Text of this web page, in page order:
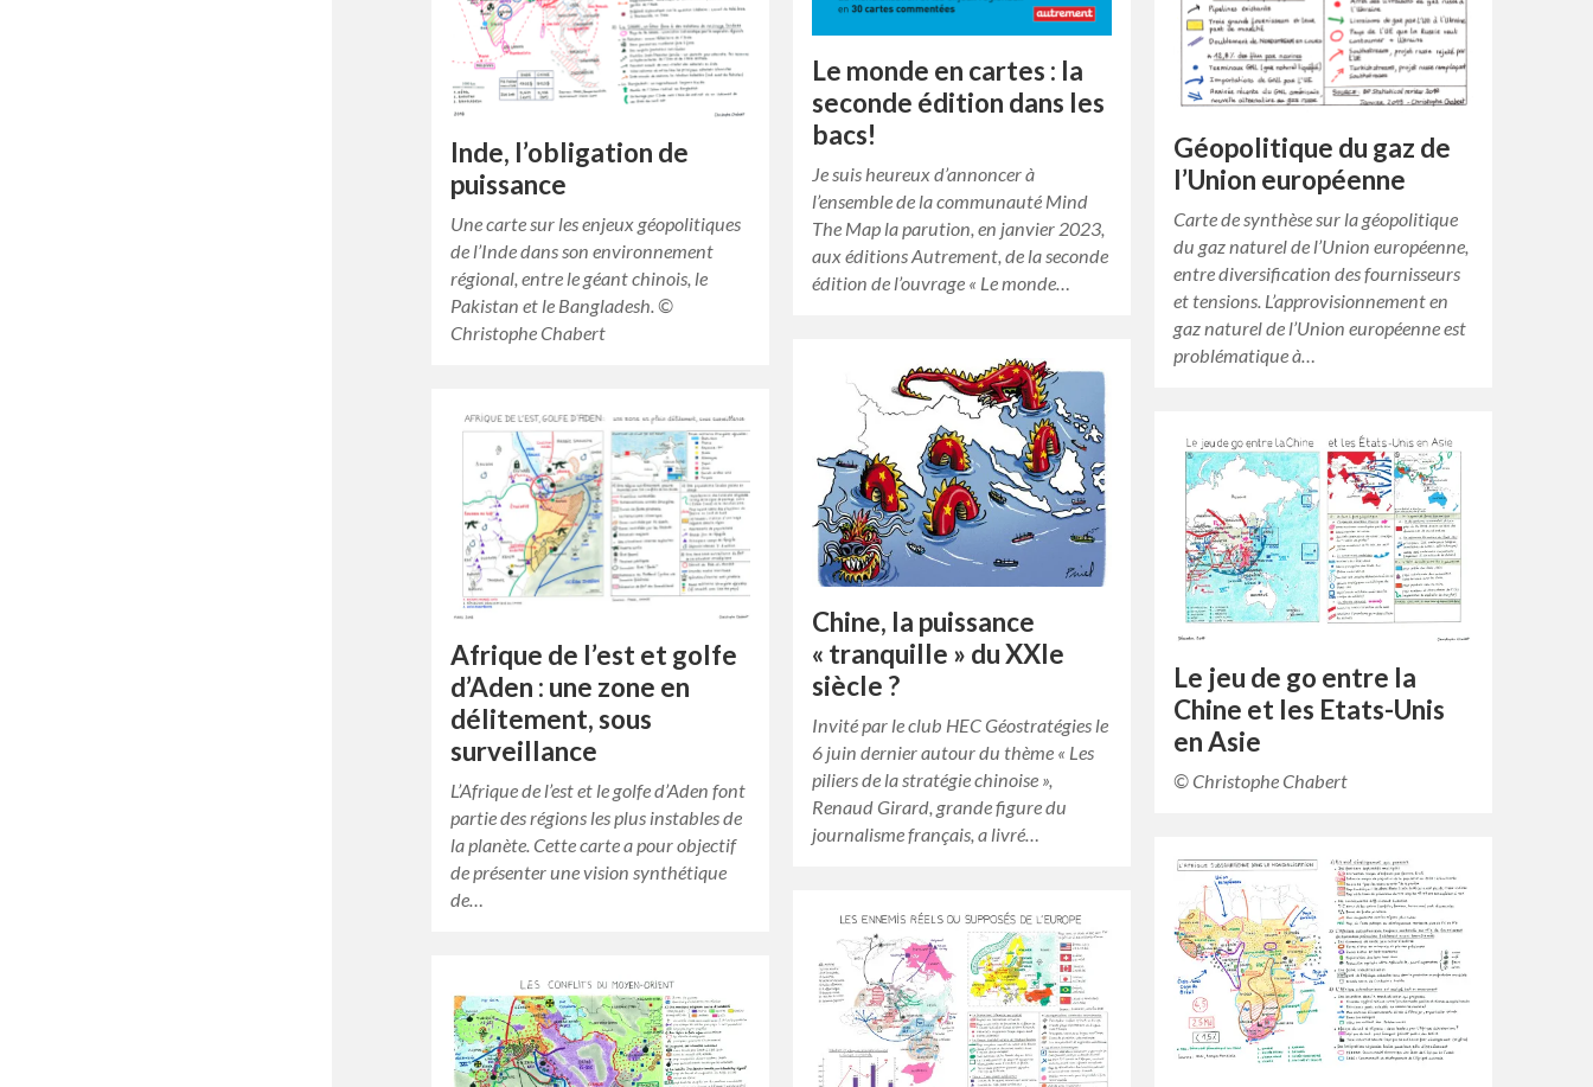
Le monde en cartes : la
seconde édition dans les
bacs!
Je suis heureux d’annoncer à
l’ensemble de la communauté Mind
The Map la parution, en janvier 2023,
aux éditions Autrement, de la seconde
édition de l’ouvrage « Le monde…
Géopolitique du gaz de
l’Union européenne
Carte de synthèse sur la géopolitique
du gaz naturel de l’Union européenne,
entre diversification des fournisseurs
et tensions. L’approvisionnement en
gaz naturel de l’Union européenne est
problématique à…
Inde, l’obligation de
puissance
Une carte sur les enjeux géopolitiques
de l’Inde dans son environnement
régional, entre le géant chinois, le
Pakistan et le Bangladesh. ©
Christophe Chabert
Chine, la puissance
« tranquille » du XXIe
siècle ?
Invité par le club HEC Géostratégies le
6 juin dernier autour du thème « Les
piliers de la stratégie chinoise »,
Renaud Girard, grande figure du
journalisme français, a livré…
Afrique de l’est et golfe
d’Aden : une zone en
délitement, sous
surveillance
L’Afrique de l’est et le golfe d’Aden font
partie des régions les plus instables de
la planète. Cette carte a pour objectif
de présenter une vision synthétique
de…
Le jeu de go entre la
Chine et les Etats-Unis
en Asie
© Christophe Chabert